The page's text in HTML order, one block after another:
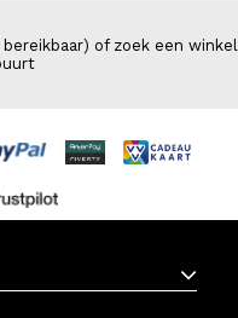
of zoek een winkel